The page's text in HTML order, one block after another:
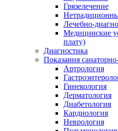
Грязелечение
Лечебно-
Медицинские
плату)
Диагностика
Показания
Артрология
Гинекология
Дерматология
Диабетология
Кардиология
Неврология